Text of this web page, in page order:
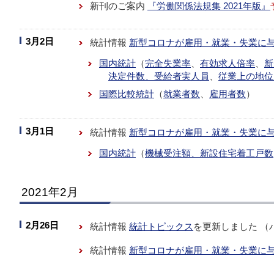
新刊のご案内 『労働関係法規集 2021年版』
3月2日 統計情報 新型コロナが雇用・就業・失業に
国内統計 （完全失業率 有効求人倍率
決定件数、受給者実人員
従業上の地
国際比較統計 （就業者数 雇用者数）
3月1日 統計情報 新型コロナが雇用・就業・失業に
国内統計 （機械受注額、新設住宅着工戸数
2021年2月
2月26日 統計情報 統計トピックス を更新しました （
統計情報 新型コロナが雇用・就業・失業に